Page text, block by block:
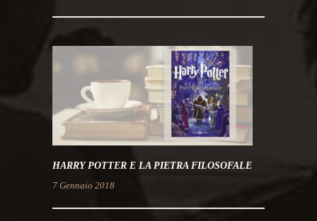
HARRY POTTER E LA PIETRA FILOSOFALE
7 Gennaio 2018